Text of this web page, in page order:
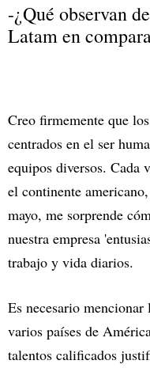
-¿Qué observan
Latam en
Creo firmemente que
centrados en el ser
equipos diversos. Cada
el continente
mayo, me sorprende
nuestra empresa
trabajo y vida diarios.
Es necesario
varios países de
talentos calificados